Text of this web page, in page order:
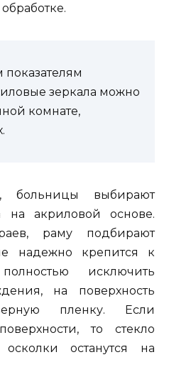
зеркала можно
комнате,
больницы выбирают
на акриловой основе.
раму подбирают
надежно крепится к
исключить
на поверхность
пленку. Если
то стекло
останутся на